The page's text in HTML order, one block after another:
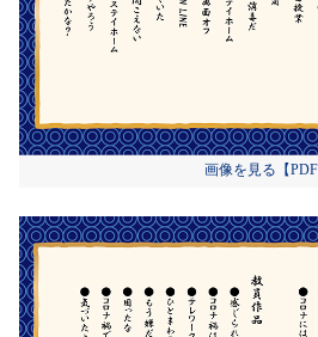
画像を見る【PDF